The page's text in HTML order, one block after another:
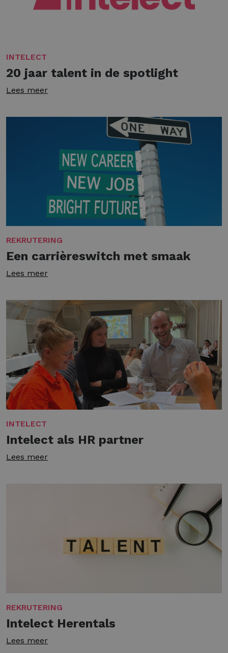
INTELECT
20 jaar talent in de spotlight
Lees meer
REKRUTERING
Een carrièreswitch met smaak
Lees meer
INTELECT
Intelect als HR partner
Lees meer
REKRUTERING
Intelect Herentals
Lees meer